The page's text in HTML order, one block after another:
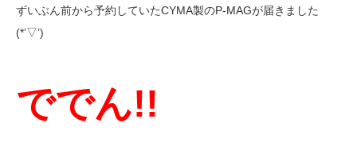
ずいぶん前から予約していたCYMA製のP-MAGが届きました
(*’▽’)
ででん!!